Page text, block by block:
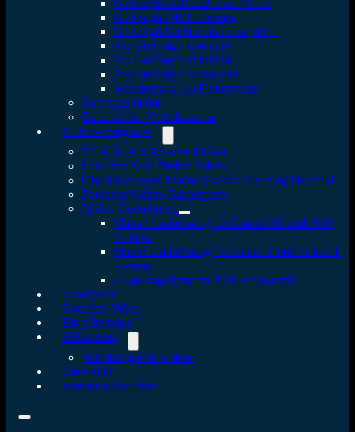
GoTough GoPro Deckel / Griff
GoTough QR Halterung
GoTough Kamerastativadapter 2
Pro GoTough Extender
Pro GoTough Sharkbite
Pro GoTough Schrauben
Wonderpana Go Filtersystem
Kamerazubehör
Zubehör für Videokameras
Makro-Fotografie
DLX Stretch Adapter Makro
Fotodiox Auto Makro Tubus
Objektivadapter Macro Vizelex Focusing Helicoid
Fotodiox Makro-Balgengerät
Makro Umkehrring
Makro Umkehrring für Canon RF und EOS
Kamera
Makro Umkehrring für Nikon Z und Nikon F
Kamera
Kupplungsringe für Makrofotografie
Fundgrube
Fotodiox Video
Blog Beiträge
Hilfeseiten
Anleitungen & Videos
Über mich
Vertrag widerrufen